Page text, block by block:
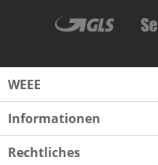
WEEE
Informationen
Rechtliches